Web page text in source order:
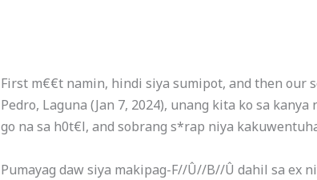
First m€€t namin, hindi siya sumipot, and then our
Pedro, Laguna (Jan 7, 2024), unang kita ko sa
go na sa h0t€l, and sobrang s*rap niya
Pumayag daw siya makipag-F//Û//B//Û dahil sa ex